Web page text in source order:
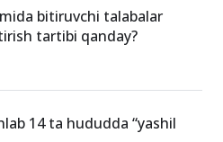
bitiruvchi talabalar
tartibi qanday?
14 ta hududda “yashil